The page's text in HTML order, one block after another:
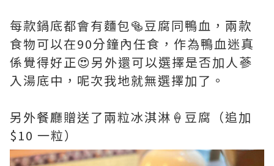
每款鍋底都會有麵包🥯豆腐同鴨血，兩款
食物可以在90分鐘內任食，作為鴨血迷真
係覺得好正😍另外還可以選擇是否加人蔘
入湯底中，呢次我地就無選擇加了。
另外餐廳贈送了兩粒冰淇淋🍦豆腐（追加
$10 一粒）